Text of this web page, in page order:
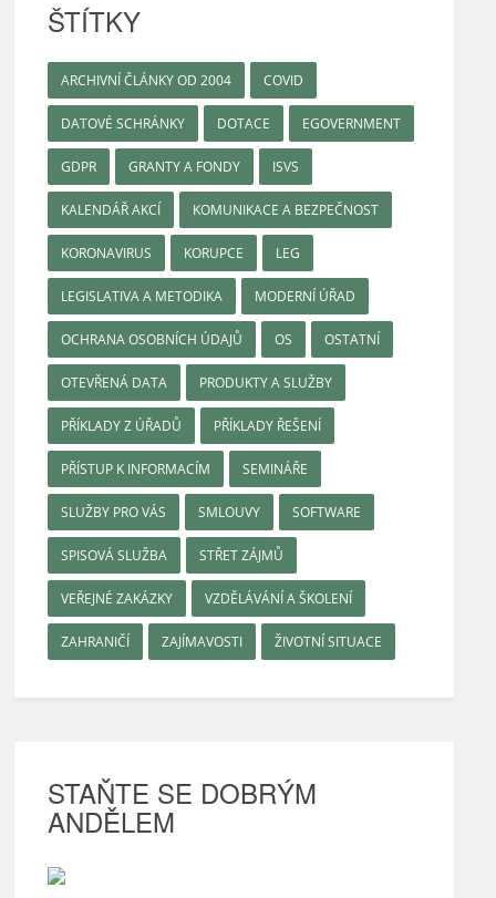
ŠTÍTKY
ARCHIVNÍ ČLÁNKY OD 2004 COVID
DATOVÉ SCHRÁNKY DOTACE EGOVERNMENT
GDPR GRANTY A FONDY ISVS
KALENDÁŘ AKCÍ KOMUNIKACE A BEZPEČNOST
KORONAVIRUS KORUPCE LEG
LEGISLATIVA A METODIKA MODERNÍ ÚŘAD
OCHRANA OSOBNÍCH ÚDAJŮ OS OSTATNÍ
OTEVŘENÁ DATA PRODUKTY A SLUŽBY
PŘÍKLADY Z ÚŘADŮ PŘÍKLADY ŘEŠENÍ
PŘÍSTUP K INFORMACÍM SEMINÁŘE
SLUŽBY PRO VÁS SMLOUVY SOFTWARE
SPISOVÁ SLUŽBA STŘET ZÁJMŮ
VEŘEJNÉ ZAKÁZKY VZDĚLÁVÁNÍ A ŠKOLENÍ
ZAHRANIČÍ ZAJÍMAVOSTI ŽIVOTNÍ SITUACE
STAŇTE SE DOBRÝM
ANDĚLEM